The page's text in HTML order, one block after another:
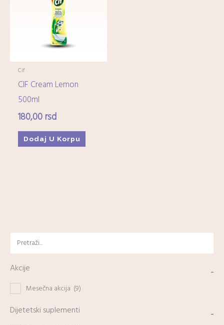
Akcije -
Mesečna akcija (9)
Dijetetski suplementi -
Imunitet
Minerali (0)
Ostali dijetetski suplementi
Kozmetika
Higijena
Mame-i-bebe
Cif
CIF Cream Lemon
500ml
180,00 rsd
Dodaj U Korpu